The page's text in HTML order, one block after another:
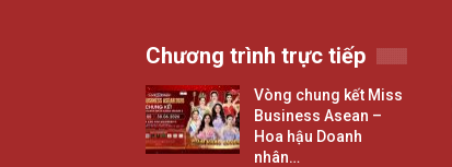
Chương trình trực tiếp
Vòng chung kết Miss
Business Asean –
Hoa hậu Doanh
nhân…